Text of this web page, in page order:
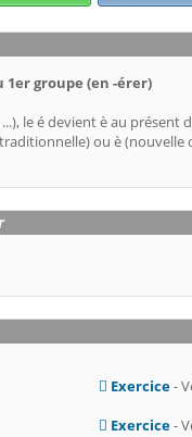
groupe (en -érer)
le é devient è au
ou è (nouvelle
Exercice-
Exercice-